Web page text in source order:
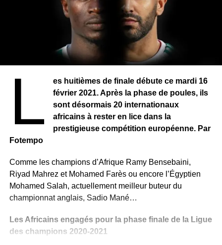
L
es huitièmes de finale débute ce mardi 16
février 2021. Après la phase de poules, ils
sont désormais 20 internationaux
africains à rester en lice dans la
prestigieuse compétition européenne. Par
Fotempo
Comme les champions d’Afrique Ramy Bensebaini,
Riyad Mahrez et Mohamed Farès ou encore l’Égyptien
Mohamed Salah, actuellement meilleur buteur du
championnat anglais, Sadio Mané…
Les Africains engagés pour la phase finale de la Ligue
des champions 2020-2021